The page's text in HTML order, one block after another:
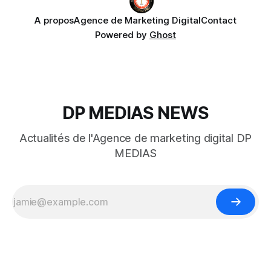
A proposAgence de Marketing DigitalContact
Powered by Ghost
DP MEDIAS NEWS
Actualités de l'Agence de marketing digital DP
MEDIAS